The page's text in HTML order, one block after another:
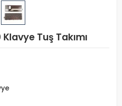
Tuş Takımı